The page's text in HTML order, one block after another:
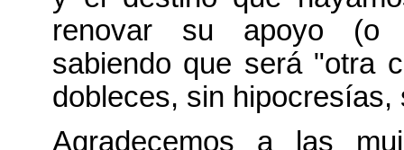
renovar su apoyo (o
sabiendo que será "otra
dobleces, sin hipocresías,
Agradecemos a las